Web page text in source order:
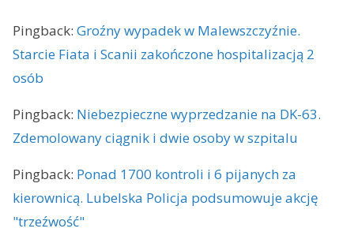
Pingback: Groźny wypadek w Malewszczyźnie.
Starcie Fiata i Scanii zakończone hospitalizacją 2
osób
Pingback: Niebezpieczne wyprzedzanie na DK-63.
Zdemolowany ciągnik i dwie osoby w szpitalu
Pingback: Ponad 1700 kontroli i 6 pijanych za
kierownicą. Lubelska Policja podsumowuje akcję
"trzeźwość"